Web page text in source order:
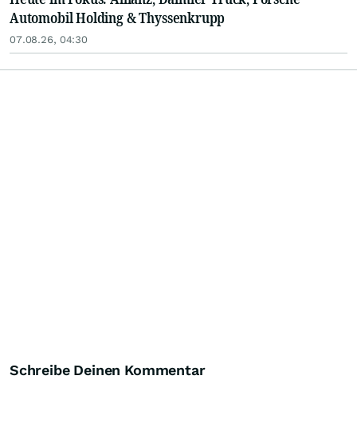
Automobil Holding & Thyssenkrupp
07.08.26, 04:30
Schreibe Deinen Kommentar